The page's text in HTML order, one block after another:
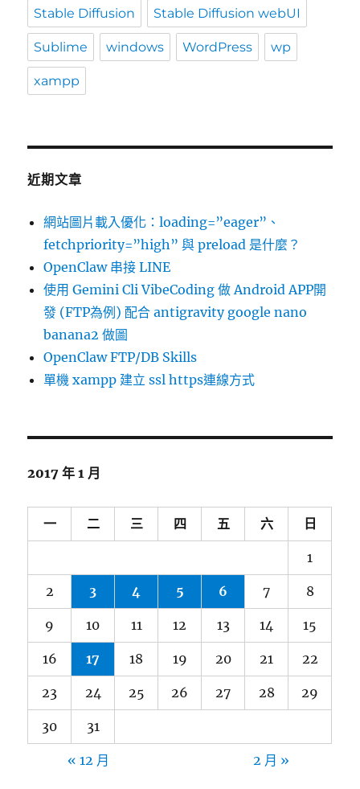
Stable Diffusion Stable Diffusion webUI
Sublime windows WordPress wp
xampp
近期文章
網站圖片載入優化：loading=”eager”、
fetchpriority=”high” 與 preload 是什麼？
OpenClaw 串接 LINE
使用 Gemini Cli VibeCoding 做 Android APP開
發 (FTP為例) 配合 antigravity google nano
banana2 做圖
OpenClaw FTP/DB Skills
單機 xampp 建立 ssl https連線方式
2017 年 1 月
一 二 三 四 五 六 日
1
2 3 4 5 6 7 8
9 10 11 12 13 14 15
16 17 18 19 20 21 22
23 24 25 26 27 28 29
30 31
« 12 月 2 月 »